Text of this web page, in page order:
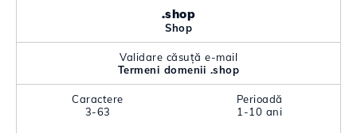
.shop
Shop
Validare căsuță e-mail
Termeni domenii .shop
Caractere
3-63
Perioadă
1-10 ani